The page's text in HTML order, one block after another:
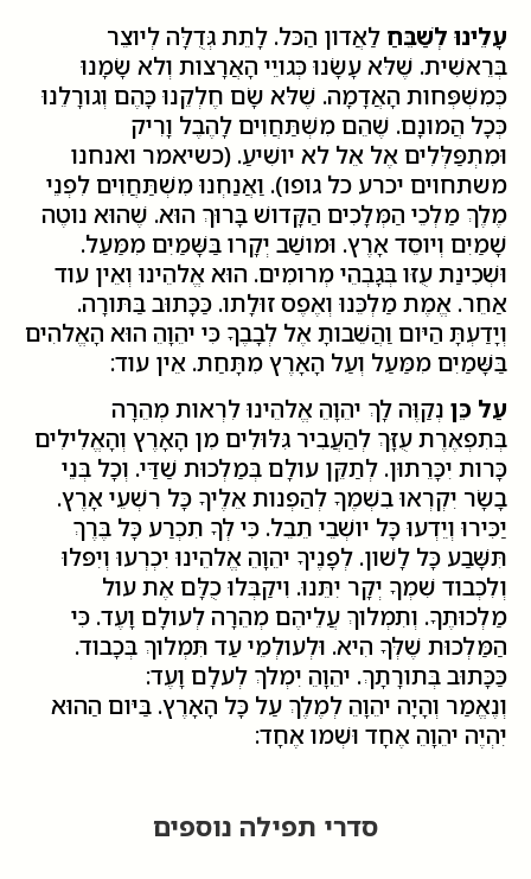
עָלֵינוּ לְשַׁבֵּחַ לַאֲדון הַכּל. לָתֵת גְּדֻלָּה לְיוצֵר
בְּרֵאשִׁית. שֶׁלּא עָשָׂנוּ כְּגויֵי הָאֲרָצות וְלא שָׂמָנוּ
כְּמִשְׁפְּחות הָאֲדָמָה. שֶׁלּא שָׂם חֶלְקֵנוּ כָּהֶם וְגורָלֵנוּ
כְּכָל הֲמונָם. שֶׁהֵם מִשְׁתַּחֲוִים לָהֶבֶל וָרִיק
וּמִתְפַּלְּלִים אֶל אֵל לא יושִׁיעַ. (כשיאמר ואנחנו
משתחוים יכרע כל גופו). וַאֲנַחְנוּ מִשְׁתַּחֲוִים לִפְנֵי
מֶלֶךְ מַלְכֵי הַמְּלָכִים הַקָּדושׁ בָּרוּךְ הוּא. שֶׁהוּא נוטֶה
שָׁמַיִם וְיוסֵד אָרֶץ. וּמושַׁב יְקָרו בַּשָּׁמַיִם מִמַּעַל.
וּשְׁכִינַת עֻזּו בְּגָבְהֵי מְרומִים. הוּא אֱלהֵינוּ וְאֵין עוד
אַחֵר. אֱמֶת מַלְכֵּנוּ וְאֶפֶס זוּלָתו. כַּכָּתוּב בַּתּורָה.
וְיָדַעְתָּ הַיּום וַהֲשֵׁבותָ אֶל לְבָבֶךָ כִּי יהֵוָהֵ הוּא הָאֱלהִים
בַּשָּׁמַיִם מִמַּעַל וְעַל הָאָרֶץ מִתָּחַת. אֵין עוד:
עַל כֵּן נְקַוֶּה לָךְ יהֵוָהֵ אֱלהֵינוּ לִרְאות מְהֵרָה
בְּתִפְאֶרֶת עֻזָּךְ לְהַעֲבִיר גִּלּוּלִים מִן הָאָרֶץ וְהָאֱלִילִים
כָּרות יִכָּרֵתוּן. לְתַקֵּן עולָם בְּמַלְכוּת שַׁדַּי. וְכָל בְּנֵי
בָשָׂר יִקְרְאוּ בִשְׁמֶךָ לְהַפְנות אֵלֶיךָ כָּל רִשְׁעֵי אָרֶץ.
יַכִּירוּ וְיֵדְעוּ כָּל יושְׁבֵי תֵבֵל. כִּי לְךָ תִכְרַע כָּל בֶּרֶךְ
תִּשָּׁבַע כָּל לָשׁון. לְפָנֶיךָ יהֵוָהֵ אֱלהֵינוּ יִכְרְעוּ וְיִפּלוּ
וְלִכְבוד שִׁמְךָ יְקָר יִתֵּנוּ. וִיקַבְּלוּ כֻלָּם אֶת עול
מַלְכוּתֶךָ. וְתִמְלוךְ עֲלֵיהֶם מְהֵרָה לְעולָם וָעֶד. כִּי
הַמַּלְכוּת שֶׁלְּךָ הִיא. וּלְעולְמֵי עַד תִּמְלוךְ בְּכָבוד.
כַּכָּתוּב בְּתורָתָךְ. יהֵוָהֵ יִמְלךְ לְעלָם וָעֶד:
וְנֶאֱמַר וְהָיָה יהֵוָהֵ לְמֶלֶךְ עַל כָּל הָאָרֶץ. בַּיּום הַהוּא
יִהְיֶה יהֵוָהֵ אֶחָד וּשְׁמו אֶחָד:
סדרי תפילה נוספים